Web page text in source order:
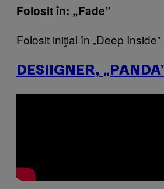
Folosit în: „Fade”
Folosit iniţial în „Deep
DESIIGNER,